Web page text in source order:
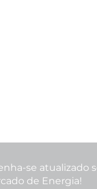
se atualizado
de Energia!